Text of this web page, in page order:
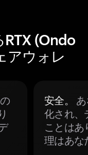
(Ondo
アウォレ
安全。
化され、
ことはあ
理はあな